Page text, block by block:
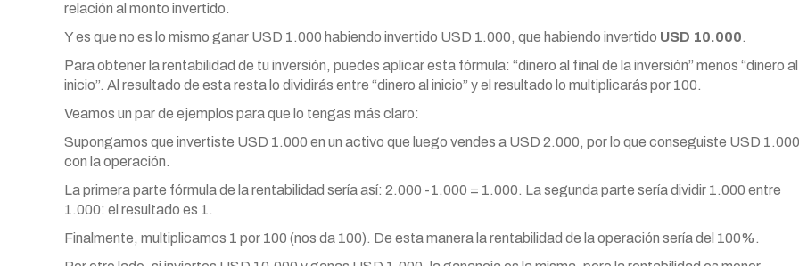
relación al monto invertido.
Y es que no es lo mismo ganar USD 1.000 habiendo invertido USD 1.000, que habiendo invertido USD 10.000.
Para obtener la rentabilidad de tu inversión, puedes aplicar esta fórmula: “dinero al final de la inversión” menos “dinero al
inicio”. Al resultado de esta resta lo dividirás entre “dinero al inicio” y el resultado lo multiplicarás por 100.
Veamos un par de ejemplos para que lo tengas más claro:
Supongamos que invertiste USD 1.000 en un activo que luego vendes a USD 2.000, por lo que conseguiste USD 1.000
con la operación.
La primera parte fórmula de la rentabilidad sería así: 2.000 -1.000 = 1.000. La segunda parte sería dividir 1.000 entre
1.000: el resultado es 1.
Finalmente, multiplicamos 1 por 100 (nos da 100). De esta manera la rentabilidad de la operación sería del 100%.